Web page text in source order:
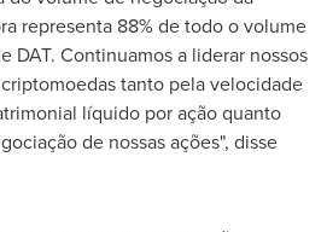
representa 88% de todo o volume
DAT. Continuamos a liderar nossos
tanto pela velocidade
líquido por ação quanto
de nossas ações", disse